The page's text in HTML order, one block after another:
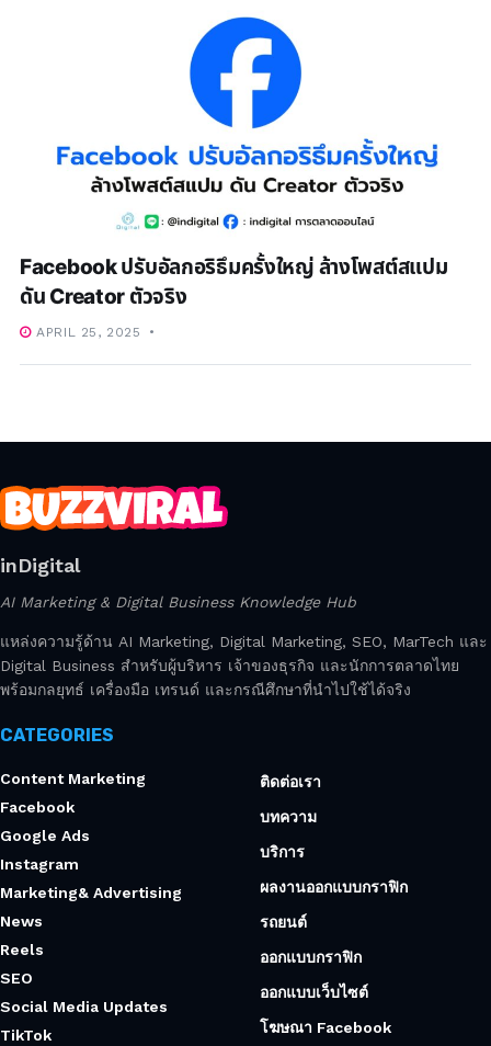
Facebook ปรับอัลกอริธึมครั้งใหญ่ ล้างโพสต์สแปม
ดัน Creator ตัวจริง
APRIL 25, 2025
inDigital
AI Marketing & Digital Business Knowledge Hub
แหล่งความรู้ด้าน AI Marketing, Digital Marketing, SEO, MarTech และ
Digital Business สำหรับผู้บริหาร เจ้าของธุรกิจ และนักการตลาดไทย
พร้อมกลยุทธ์ เครื่องมือ เทรนด์ และกรณีศึกษาที่นำไปใช้ได้จริง
CATEGORIES
Content Marketing
Facebook
Google Ads
Instagram
Marketing& Advertising
News
Reels
SEO
Social Media Updates
TikTok
ติดต่อเรา
บทความ
บริการ
ผลงานออกแบบกราฟิก
รถยนต์
ออกแบบกราฟิก
ออกแบบเว็บไซต์
โฆษณา Facebook